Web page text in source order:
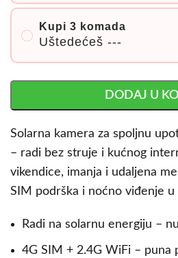
Kupi 3 komada
Uštedećeš ---
DODAJ U
Solarna kamera za spoljnu
– radi bez struje i kućnog
vikendice, imanja i udaljena
SIM podrška i noćno viđenje u
Radi na solarnu energiju –
4G SIM + 2.4G WiFi – puna